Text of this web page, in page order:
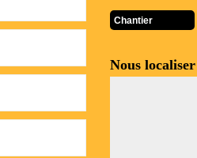
Chantier
Nous localiser